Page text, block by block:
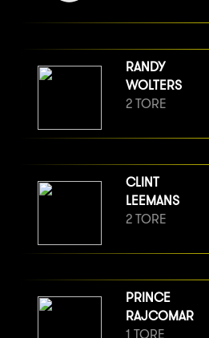
RANDY
WOLTERS
2 TORE
CLINT
LEEMANS
2 TORE
PRINCE
RAJCOMAR
1 TORE